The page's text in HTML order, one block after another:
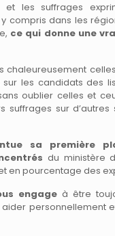
et les suffrages
compris dans les
ce qui donne une
chaleureusement
les candidats des
oublier celles et
suffrages sur d’autres
sa première
du ministère
en pourcentage des
engage à être
personnellement